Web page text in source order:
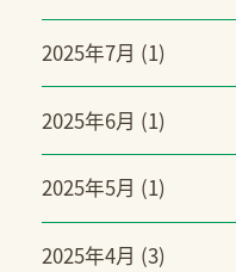
2025年7月 (1)
2025年6月 (1)
2025年5月 (1)
2025年4月 (3)